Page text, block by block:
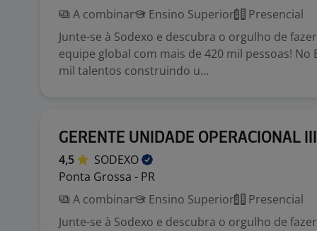
A combinar
Ensino Superior
Presencial
Junte-se à Sodexo e descubra o orgulho de
equipe global com mais de 420 mil pessoas! No
mil talentos construindo u...
GERENTE UNIDADE OPERACIONAL
4,5
SODEXO
Ponta Grossa - PR
A combinar
Ensino Superior
Presencial
Junte-se à Sodexo e descubra o orgulho de